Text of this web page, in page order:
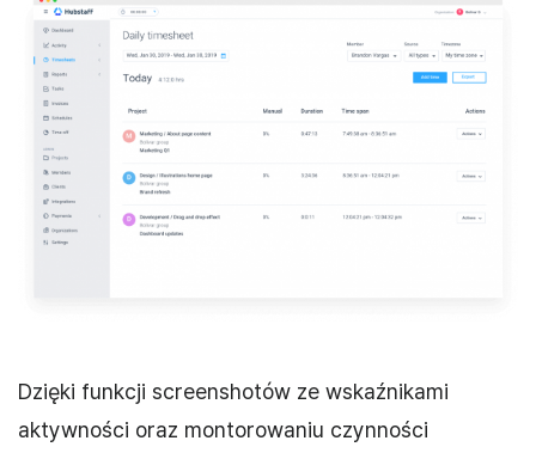
Dzięki funkcji screenshotów ze wskaźnikami
aktywności oraz montorowaniu czynności